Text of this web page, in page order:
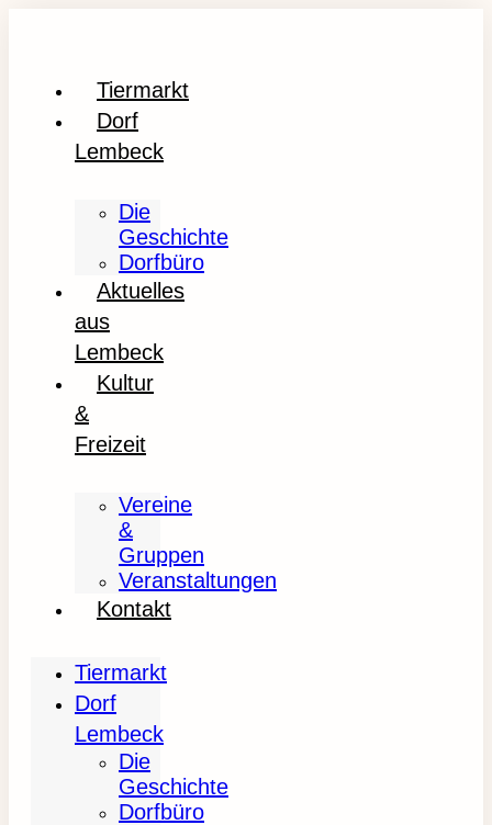
Tiermarkt
Dorf
Lembeck
Die
Geschichte
Dorfbüro
Aktuelles
aus
Lembeck
Kultur
&
Freizeit
Vereine
&
Gruppen
Veranstaltungen
Kontakt
Tiermarkt
Dorf
Lembeck
Die
Geschichte
Dorfbüro